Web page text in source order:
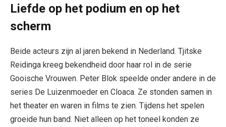
Liefde op het podium en op het
scherm
Beide acteurs zijn al jaren bekend in Nederland. Tjitske
Reidinga kreeg bekendheid door haar rol in de serie
Gooische Vrouwen. Peter Blok speelde onder andere in de
series De Luizenmoeder en Cloaca. Ze stonden samen in
het theater en waren in films te zien. Tijdens het spelen
groeide hun band. Niet alleen op het toneel konden ze